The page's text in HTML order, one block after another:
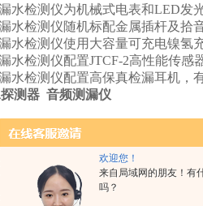
欢迎您！
来自局域网的朋友！有
吗？
水检测仪为机械式电表和LED发
水检测仪随机标配金属插杆及拾
水检测仪使用大容量可充电镍氢
水检测仪配置JTCF-2高性能传感
水检测仪配置高保真检漏耳机，
测器 音频测漏仪
倍并连续可调
～2000 Hz
于1000μV/g
大于15MA